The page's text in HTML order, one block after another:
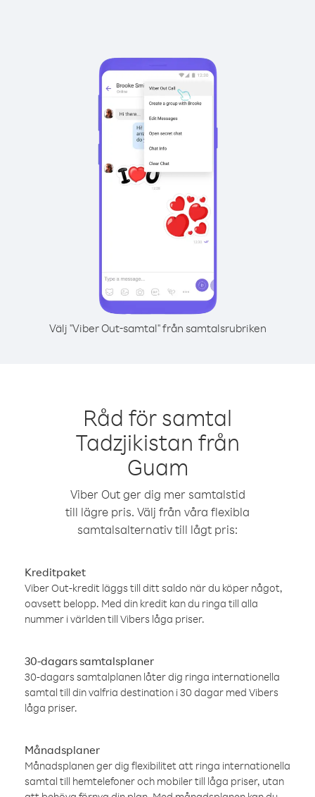
Välj "Viber Out-samtal" från samtalsrubriken
Råd för samtal
Tadzjikistan från
Guam
Viber Out ger dig mer samtalstid
till lägre pris. Välj från våra flexibla
samtalsalternativ till lågt pris:
Kreditpaket
Viber Out-kredit läggs till ditt saldo när du köper något,
oavsett belopp. Med din kredit kan du ringa till alla
nummer i världen till Vibers låga priser.
30-dagars samtalsplaner
30-dagars samtalplanen låter dig ringa internationella
samtal till din valfria destination i 30 dagar med Vibers
låga priser.
Månadsplaner
Månadsplanen ger dig flexibilitet att ringa internationella
samtal till hemtelefoner och mobiler till låga priser, utan